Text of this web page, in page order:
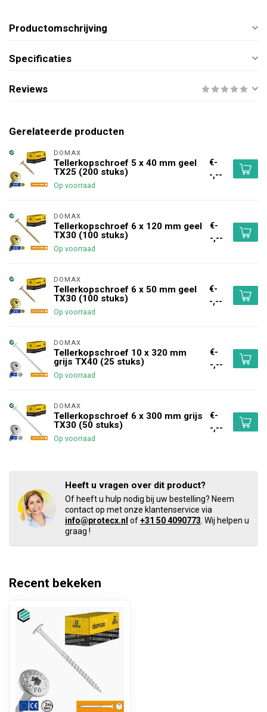
Productomschrijving
Specificaties
Reviews
Gerelateerde producten
DOMAX
Tellerkopschroef 5 x 40 mm geel
TX25 (200 stuks)
Op voorraad
€-
-,--
DOMAX
Tellerkopschroef 6 x 120 mm geel
TX30 (100 stuks)
Op voorraad
€-
-,--
DOMAX
Tellerkopschroef 6 x 50 mm geel
TX30 (100 stuks)
Op voorraad
€-
-,--
DOMAX
Tellerkopschroef 10 x 320 mm
grijs TX40 (25 stuks)
Op voorraad
€-
-,--
DOMAX
Tellerkopschroef 6 x 300 mm grijs
TX30 (50 stuks)
Op voorraad
€-
-,--
Heeft u vragen over dit product?
Of heeft u hulp nodig bij uw bestelling? Neem
contact op met onze klantenservice via
info@protecx.nl of+31 50 4090773 . Wij helpen u
graag !
Recent bekeken